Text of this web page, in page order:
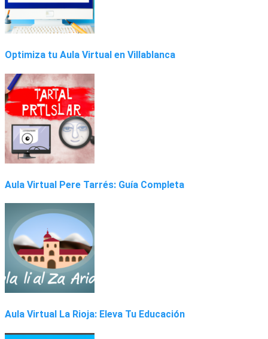
Optimiza tu Aula Virtual en Villablanca
Aula Virtual Pere Tarrés: Guía Completa
Aula Virtual La Rioja: Eleva Tu Educación